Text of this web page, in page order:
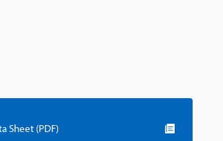
Sheet (PDF)